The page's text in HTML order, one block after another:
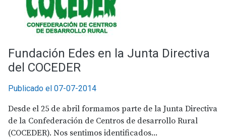
Fundación Edes en la Junta Directiva
del COCEDER
Publicado el 07-07-2014
Desde el 25 de abril formamos parte de la Junta Directiva
de la Confederación de Centros de desarrollo Rural
(COCEDER). Nos sentimos identificados...